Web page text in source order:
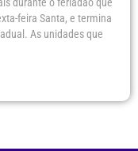
feira Santa, e termina
As unidades que